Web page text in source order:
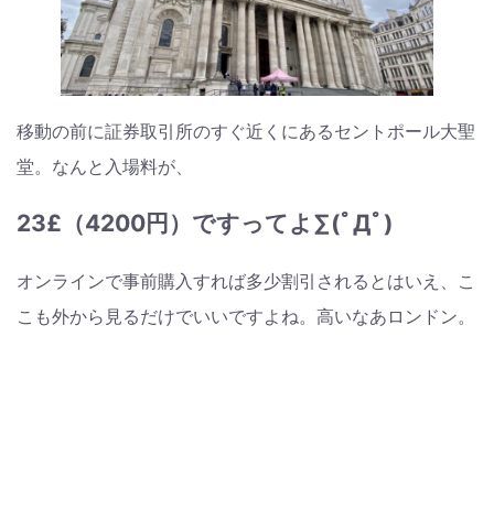
移動の前に証券取引所のすぐ近くにあるセントポール大聖
堂。なんと入場料が、
23£（4200円）ですってよ∑(ﾟДﾟ)
オンラインで事前購入すれば多少割引されるとはいえ、こ
こも外から見るだけでいいですよね。高いなあロンドン。